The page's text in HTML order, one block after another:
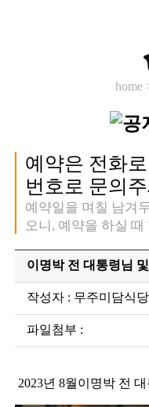
home
예약은 전화
번호로 문의
예약일을 며칠 남겨
오니, 예약을 하실
이명박 전 대통령님
작성자 : 무주미담식
파일첨부 :
2023년 8월이명박 전